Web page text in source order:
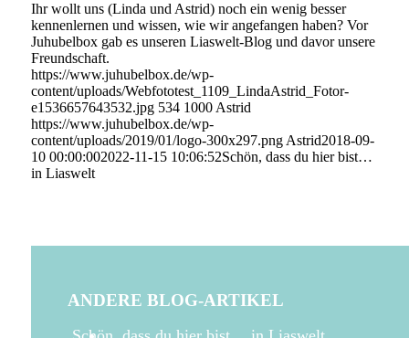
Ihr wollt uns (Linda und Astrid) noch ein wenig besser
kennenlernen und wissen, wie wir angefangen haben? Vor
Juhubelbox gab es unseren Liaswelt-Blog und davor unsere
Freundschaft.
https://www.juhubelbox.de/wp-
content/uploads/Webfototest_1109_LindaAstrid_Fotor-
e1536657643532.jpg 534 1000 Astrid
https://www.juhubelbox.de/wp-
content/uploads/2019/01/logo-300x297.png Astrid2018-09-
10 00:00:002022-11-15 10:06:52Schön, dass du hier bist…
in Liaswelt
ANDERE BLOG-ARTIKEL